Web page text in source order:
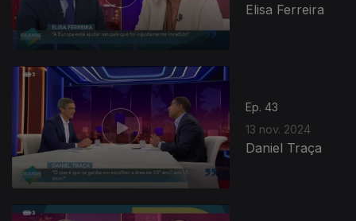
Elisa Ferreira
Ep. 43
13 nov. 2024
Daniel Traça